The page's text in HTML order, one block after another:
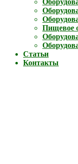
Пищевое
Статьи
Контакты